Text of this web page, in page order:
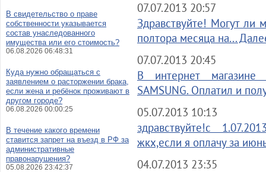
07.07.2013 20:57
Здравствуйте! Могут ли
полтора месяца на...
07.07.2013 20:45
В интернет магазине
SAMSUNG. Оплатил и
05.07.2013 10:13
здравствуйте!с
жкх,если я оплачу за
04.07.2013 23:35
В свидетельство о праве
собственности указывается
состав унаследованного
имущества или его стоимость?
06.08.2026 06:48:31
Куда нужно обращаться с
заявлением о расторжении брака,
если жена и ребёнок проживают в
другом городе?
06.08.2026 00:00:25
В течение какого времени
ставится запрет на въезд в РФ за
административные
правонарушения?
05.08.2026 23:42:37